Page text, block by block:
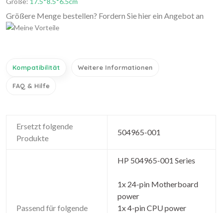
Größere Menge bestellen? Fordern Sie hier ein Angebot an
Kompatibilität Weitere Informationen
FAQ & Hilfe
Ersetzt folgende
Produkte
504965-001
Passend für folgende
HP 504965-001 Series
1x 24-pin Motherboard
power
1x 4-pin CPU power